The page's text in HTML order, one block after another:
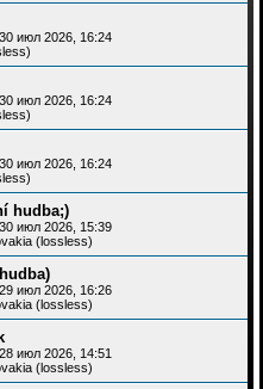
30 июл 2026, 16:24
30 июл 2026, 16:24
30 июл 2026, 16:24
hudba;)
30 июл 2026, 15:39
(lossless)
29 июл 2026, 16:26
(lossless)
28 июл 2026, 14:51
(lossless)